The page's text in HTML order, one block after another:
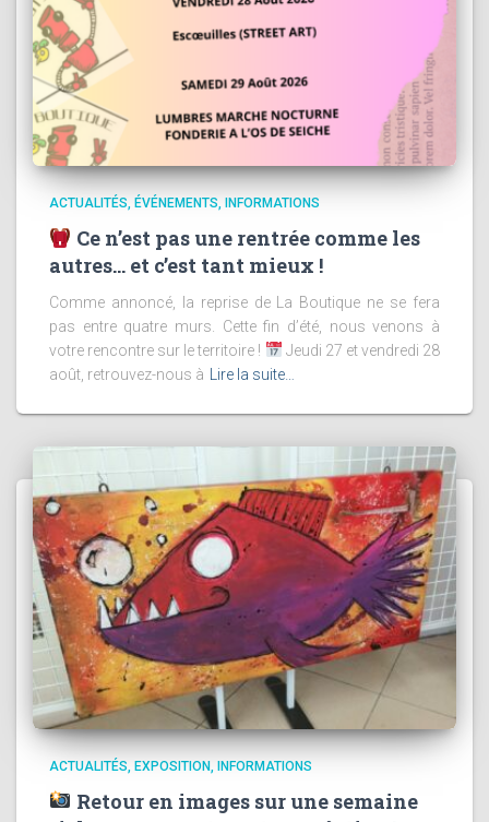
ACTUALITÉS ÉVÉNEMENTS INFORMATIONS
Ce n’est pas une rentrée comme les
autres… et c’est tant mieux !
Comme annoncé, la reprise de La Boutique ne se fera
pas entre quatre murs. Cette fin d’été, nous venons à
votre rencontre sur le territoire !
Jeudi 27 et vendredi 28
août, retrouvez-nous à
Lire la suite…
ACTUALITÉS EXPOSITION INFORMATIONS
Retour en images sur une semaine